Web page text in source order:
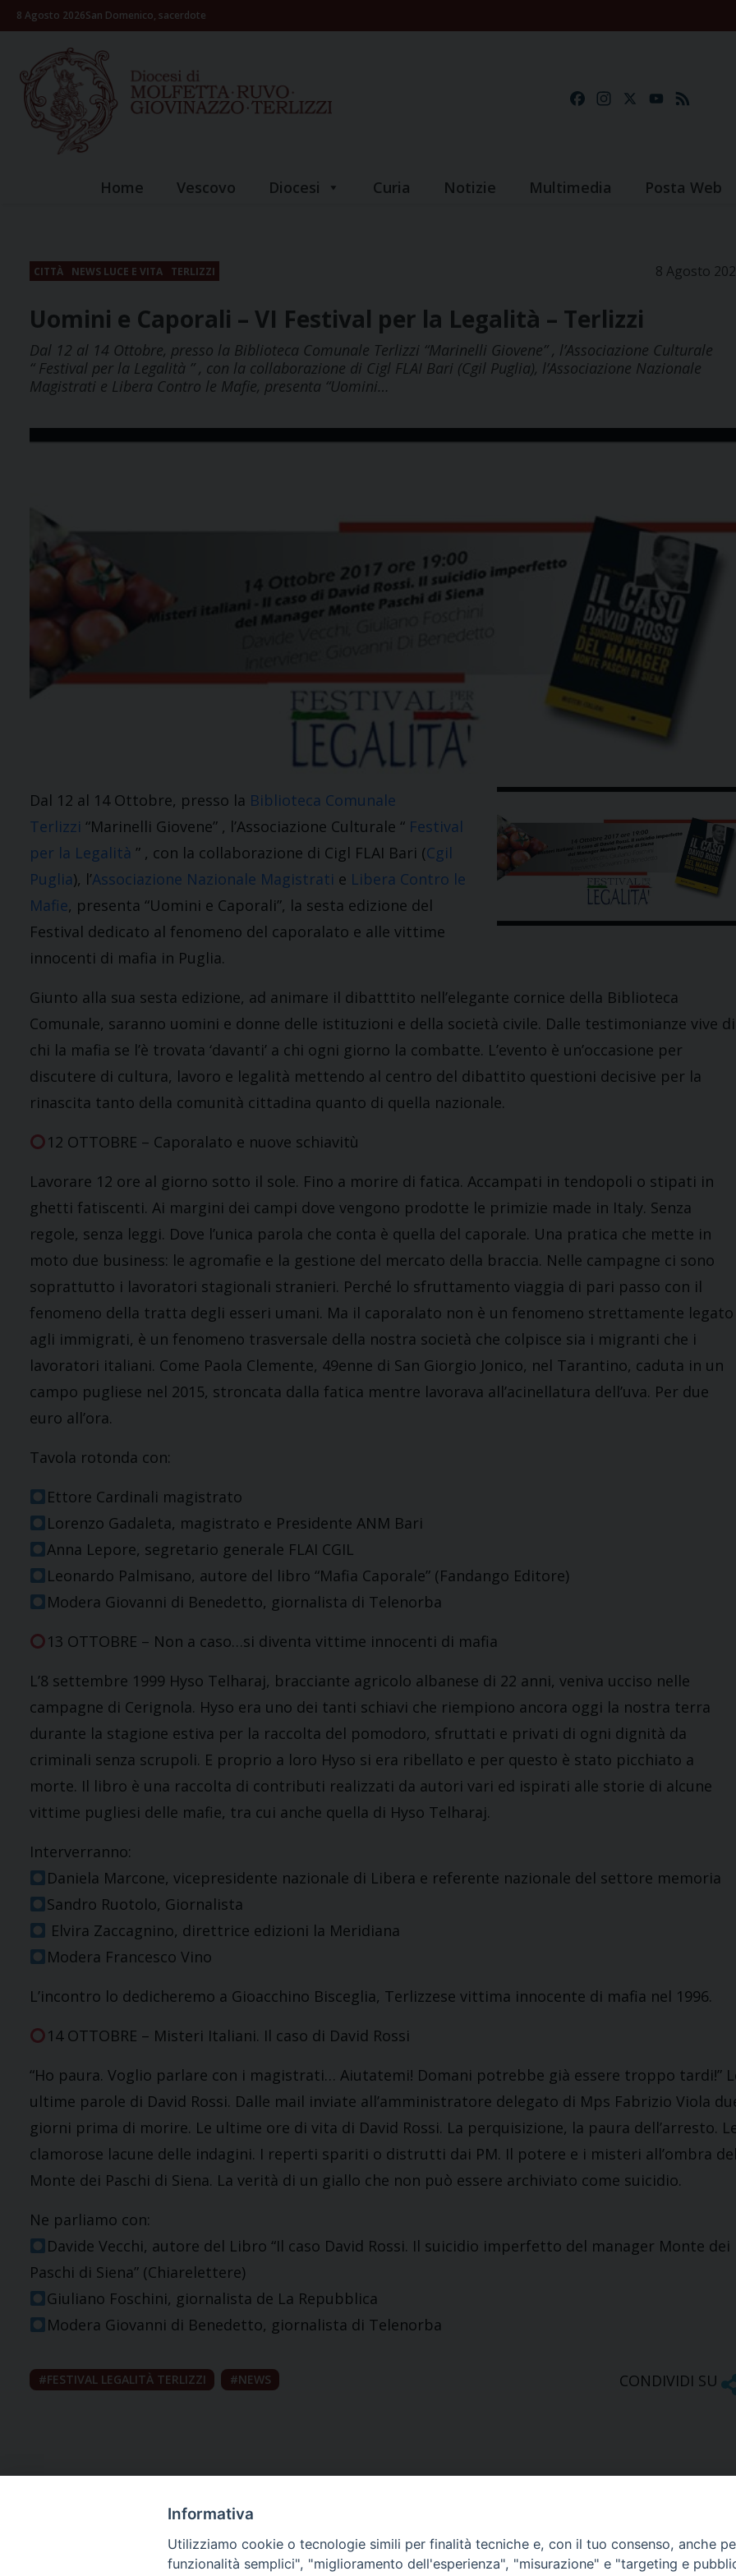
Skip8 Agosto 2026San Domenico, sacerdote
FacebookInstagramYouTube
Home Vescovo Diocesi Curia Notizie Multimedia Posta Web
CITTÀ NEWS LUCE E VITA TERLIZZI 8 Agosto
Uomini e Caporali – VI Festival per la Legalità – Terlizzi
Dal 12 al 14 Ottobre, presso la Biblioteca Comunale Terlizzi “Marinelli Giovene” , l’Associazione Culturale
“ Festival per la Legalità ” , con la collaborazione di Cigl FLAI Bari (Cgil Puglia), l’Associazione Nazionale
Magistrati e Libera Contro le Mafie, presenta “Uomini…
Dal 12 al 14 Ottobre, presso la Biblioteca Comunale
Terlizzi “Marinelli Giovene” , l’Associazione Culturale “ Festival
per la Legalità ” , con la collaborazione di Cigl FLAI Bari (Cgil
Puglia), l’Associazione Nazionale Magistrati e Libera Contro le
Mafie, presenta “Uomini e Caporali”, la sesta edizione del
Festival dedicato al fenomeno del caporalato e alle vittime
innocenti di mafia in Puglia.
Giunto alla sua sesta edizione, ad animare il dibatttito nell’elegante cornice della Biblioteca
Comunale, saranno uomini e donne delle istituzioni e della società civile. Dalle testimonianze vive di
chi la mafia se l’è trovata ‘davanti’ a chi ogni giorno la combatte. L’evento è un’occasione per
discutere di cultura, lavoro e legalità mettendo al centro del dibattito questioni decisive per la
rinascita tanto della comunità cittadina quanto di quella nazionale.
12 OTTOBRE – Caporalato e nuove schiavitù
Lavorare 12 ore al giorno sotto il sole. Fino a morire di fatica. Accampati in tendopoli o stipati in
ghetti fatiscenti. Ai margini dei campi dove vengono prodotte le primizie made in Italy. Senza
regole, senza leggi. Dove l’unica parola che conta è quella del caporale. Una pratica che mette in
moto due business: le agromafie e la gestione del mercato della braccia. Nelle campagne ci sono
soprattutto i lavoratori stagionali stranieri. Perché lo sfruttamento viaggia di pari passo con il
fenomeno della tratta degli esseri umani. Ma il caporalato non è un fenomeno strettamente legato
agli immigrati, è un fenomeno trasversale della nostra società che colpisce sia i migranti che i
lavoratori italiani. Come Paola Clemente, 49enne di San Giorgio Jonico, nel Tarantino, caduta in un
campo pugliese nel 2015, stroncata dalla fatica mentre lavorava all’acinellatura dell’uva. Per due
euro all’ora.
Tavola rotonda con:
Ettore Cardinali magistrato
Lorenzo Gadaleta, magistrato e Presidente ANM Bari
Anna Lepore, segretario generale FLAI CGIL
Leonardo Palmisano, autore del libro “Mafia Caporale” (Fandango Editore)
Modera Giovanni di Benedetto, giornalista di Telenorba
13 OTTOBRE – Non a caso…si diventa vittime innocenti di mafia
L’8 settembre 1999 Hyso Telharaj, bracciante agricolo albanese di 22 anni, veniva ucciso nelle
campagne di Cerignola. Hyso era uno dei tanti schiavi che riempiono ancora oggi la nostra terra
durante la stagione estiva per la raccolta del pomodoro, sfruttati e privati di ogni dignità da
criminali senza scrupoli. E proprio a loro Hyso si era ribellato e per questo è stato picchiato a
morte. Il libro è una raccolta di contributi realizzati da autori vari ed ispirati alle storie di alcune
vittime pugliesi delle mafie, tra cui anche quella di Hyso Telharaj.
Interverranno:
Daniela Marcone, vicepresidente nazionale di Libera e referente nazionale del settore memoria
Sandro Ruotolo, Giornalista
Elvira Zaccagnino, direttrice edizioni la Meridiana
Modera Francesco Vino
L’incontro lo dedicheremo a Gioacchino Bisceglia, Terlizzese vittima innocente di mafia nel 1996.
14 OTTOBRE – Misteri Italiani. Il caso di David Rossi
“Ho paura. Voglio parlare con i magistrati… Aiutatemi! Domani potrebbe già essere troppo tardi!”
ultime parole di David Rossi. Dalle mail inviate all’amministratore delegato di Mps Fabrizio Viola
giorni prima di morire. Le ultime ore di vita di David Rossi. La perquisizione, la paura dell’arresto.
clamorose lacune delle indagini. I reperti spariti o distrutti dai PM. Il potere e i misteri all’ombra del
Monte dei Paschi di Siena. La verità di un giallo che non può essere archiviato come suicidio.
Ne parliamo con:
Davide Vecchi, autore del Libro “Il caso David Rossi. Il suicidio imperfetto del manager Monte dei
Paschi di Siena” (Chiarelettere)
Giuliano Foschini, giornalista de La Repubblica
Modera Giovanni di Benedetto, giornalista di Telenorba
FESTIVAL LEGALITÀ TERLIZZI NEWS CONDIVIDI SU
Informativa
Utilizziamo cookie o tecnologie simili per finalità tecniche e, con il tuo consenso, anche
funzionalità semplici", "miglioramento dell'esperienza", "misurazione" e "targeting e